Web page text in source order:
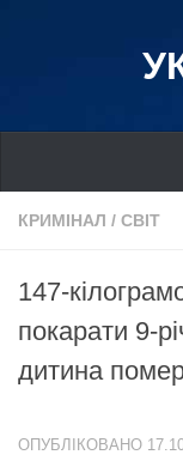
Україна
Дніпро
Львів
Івано-
Донбас
КРИМІНАЛ / СВІТ
147-
покарати 9-
дитина
ОПУБЛІКОВАНО